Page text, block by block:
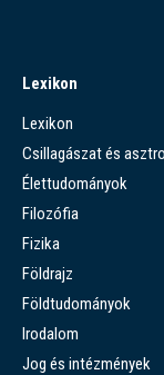
Lexikon
Lexikon
Csillagászat és
Élettudományok
Filozófia
Fizika
Földrajz
Földtudományok
Irodalom
Jog és intézmények